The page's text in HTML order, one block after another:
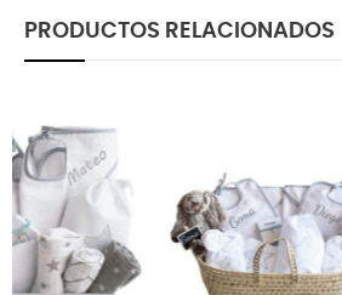
PRODUCTOS RELACIONADOS